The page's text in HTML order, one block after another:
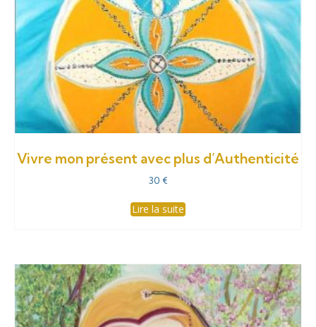
Vivre mon présent avec plus d’Authenticité
30 €
Lire la suite